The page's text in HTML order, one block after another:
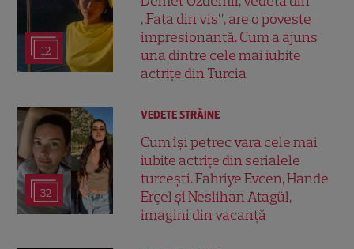
12
„Fata din vis”, are o poveste
impresionantă. Cum a ajuns
una dintre cele mai iubite
actrițe din Turcia
32
VEDETE STRĂINE
Cum își petrec vara cele mai
iubite actrițe din serialele
turcești. Fahriye Evcen, Hande
Erçel și Neslihan Atagül,
imagini din vacanță